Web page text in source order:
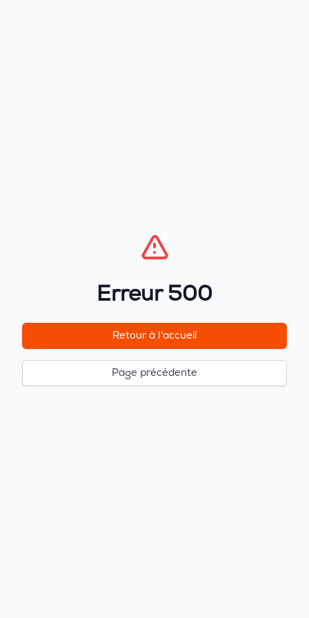
Erreur 500
Retour à l'accueil
Page précédente